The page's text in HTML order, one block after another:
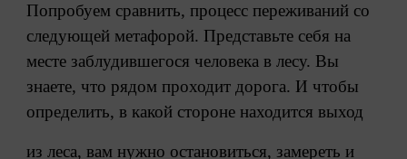
Попробуем сравнить, процесс переживаний со
следующей метафорой. Представьте себя на
месте заблудившегося человека в лесу. Вы
знаете, что рядом проходит дорога. И чтобы
определить, в какой стороне находится выход
из леса, вам нужно остановиться, замереть и